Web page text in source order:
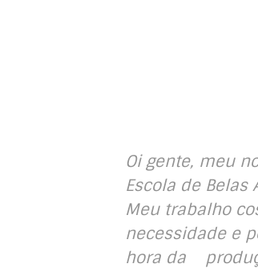
Oi gente, meu
Escola de Belas
Meu trabalho
necessidade e
hora da